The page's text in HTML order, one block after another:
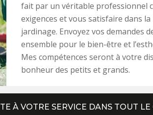
fait par un véritable professionnel
exigences et vous satisfaire dans
jardinage. Envoyez vos demandes
ensemble pour le bien-être et
Mes compétences seront à votre
bonheur des petits et grands.
À VOTRE SERVICE DANS TOUT LE